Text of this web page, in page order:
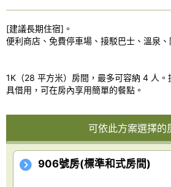
[建議長期住宿]。
便利商店、免費停車場、接駁巴士、溫泉、
1K（28 平方米）房間，最多可容納 4 人。
具借用，可在房內享用簡單的餐點。
可依此方案選擇的
906號房(標準和式房間)